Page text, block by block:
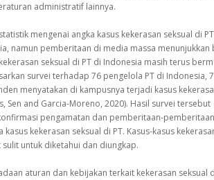
administratif lainnya.
mengenai angka kasus kekerasan seksual di
namun pemberitaan di media massa menunjukkan
seksual di PT di Indonesia masih terus
survei terhadap 76 pengelola PT di Indonesia,
menyatakan di kampusnya terjadi kasus
Sen and Garcia-Moreno, 2020). Hasil survei tersebut
pengamatan dan pemberitaan-
kasus kekerasan seksual di PT. Kasus-kasus
sulit untuk diketahui dan diungkap.
aturan dan kebijakan terkait kekerasan seksual